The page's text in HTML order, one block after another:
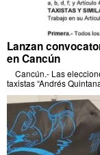
Lanzan
en Cancún
Cancún.- Las
taxistas “Andrés